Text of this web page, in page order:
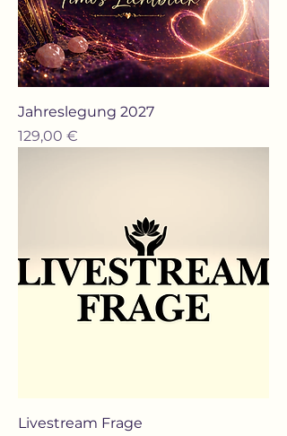
Jahreslegung 2027
Preis
129,00 €
Livestream Frage